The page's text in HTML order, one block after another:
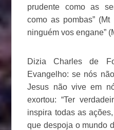
prudente como as
como as pombas” (Mt
ninguém vos engane”
Dizia Charles de
Evangelho: se nós
Jesus não vive em
exortou: “Ter
inspira todas as
que despoja o mundo